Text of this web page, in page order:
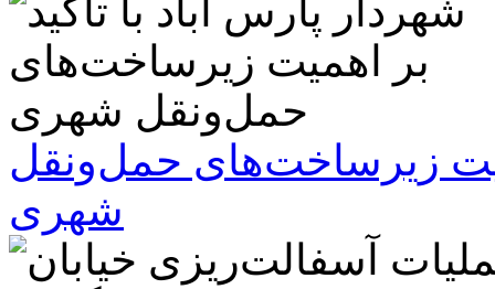
زیرساخت‌های حمل‌ونقل
شهری